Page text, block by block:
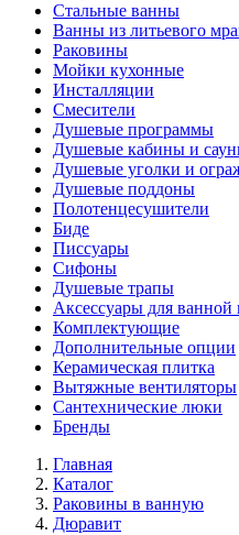
Стальные ванны
Ванны из литьевого
Раковины
Мойки кухонные
Инсталляции
Смесители
Душевые программы
Душевые кабины и
Душевые уголки и
Душевые поддоны
Полотенцесушители
Биде
Писсуары
Сифоны
Душевые трапы
Аксессуары для ванной
Комплектующие
Дополнительные опции
Керамическая плитка
Вытяжные вентиляторы
Сантехнические люки
Бренды
Главная
Каталог
Раковины в ванную
Дюравит